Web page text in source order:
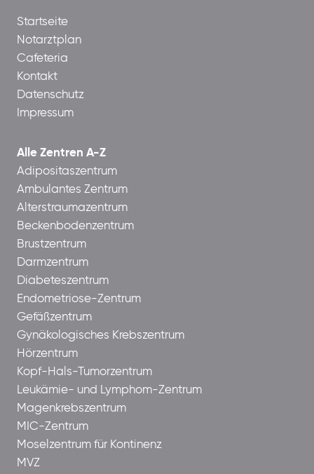
Startseite
Notarztplan
Cafeteria
Kontakt
Datenschutz
Impressum
Alle Zentren A-Z
Adipositaszentrum
Ambulantes Zentrum
Alterstraumazentrum
Beckenbodenzentrum
Brustzentrum
Darmzentrum
Diabeteszentrum
Endometriose-Zentrum
Gefäßzentrum
Gynäkologisches Krebszentrum
Hörzentrum
Kopf-Hals-Tumorzentrum
Leukämie- und Lymphom-Zentrum
Magenkrebszentrum
MIC-Zentrum
Moselzentrum für Kontinenz
MVZ